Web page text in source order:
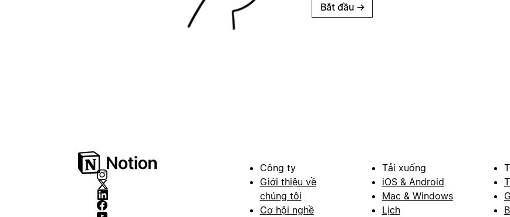
Bắt đầu →
Công ty
Giới thiệu về
chúng tôi
Cơ hội nghề
Tải xuống
iOS & Android
Mac & Windows
Lịch